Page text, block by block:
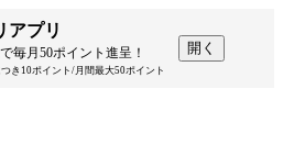
アプリ
毎月50ポイント進呈！
き10ポイント/月間最大50ポイント
開く